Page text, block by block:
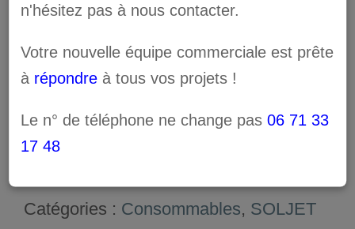
de
SF-
AJOUTER AU PANIER
Catégories : Consommables, SOLJET
n'hésitez pas à nous contacter.
Votre nouvelle équipe commerciale est prête
à répondre à tous vos projets !
Le n° de téléphone ne change pas06 71 33
17 48